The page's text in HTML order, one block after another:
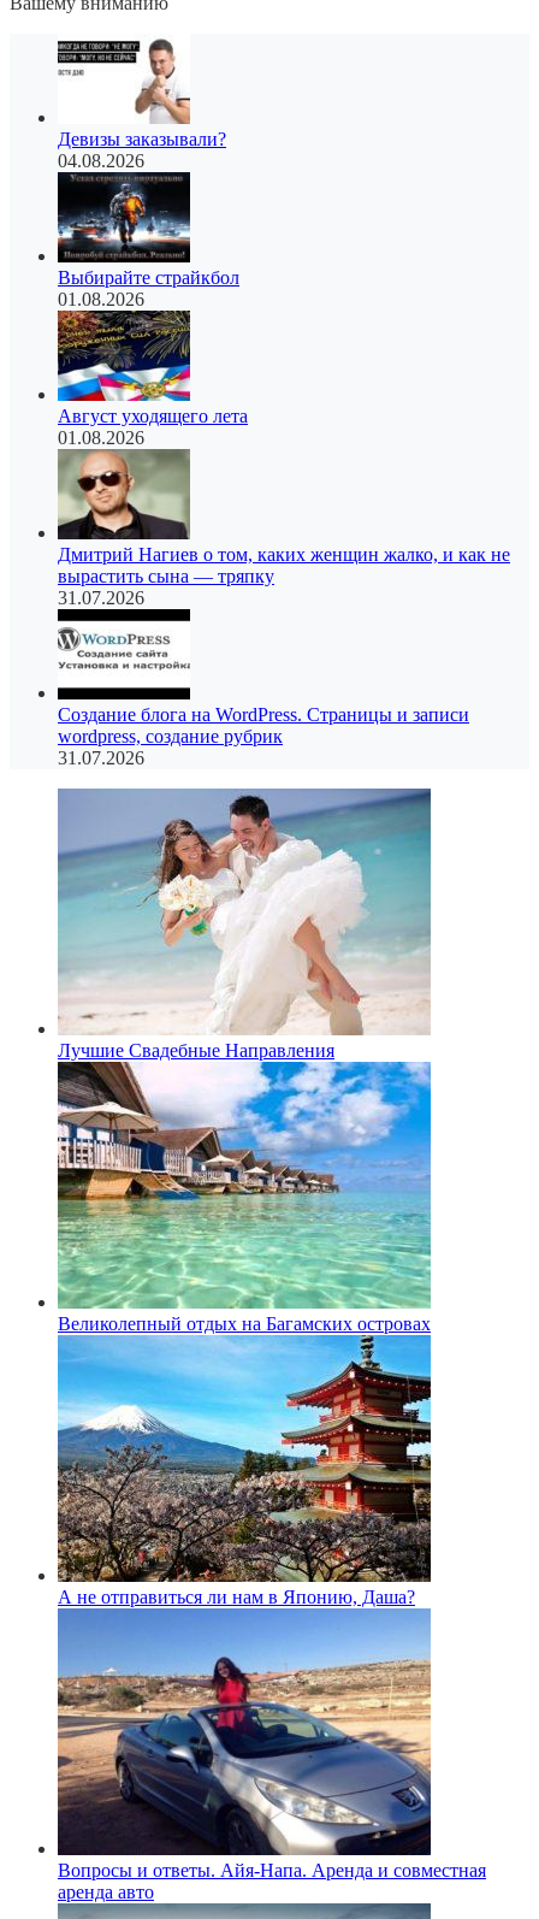
Девизы заказывали?
04.08.2026
Выбирайте страйкбол
01.08.2026
Август уходящего лета
01.08.2026
Дмитрий Нагиев о том, каких женщин жалко, и как не
вырастить сына — тряпку
31.07.2026
Создание блога на WordPress. Страницы и записи
wordpress, создание рубрик
31.07.2026
Лучшие Свадебные Направления
Великолепный отдых на Багамских островах
А не отправиться ли нам в Японию, Даша?
Вопросы и ответы. Айя-Напа. Аренда и совместная
аренда авто